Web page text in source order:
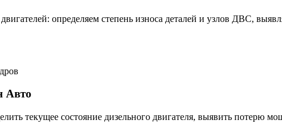
определяем степень износа деталей и узлов ДВС,
Авто
текущее состояние дизельного двигателя, выявить